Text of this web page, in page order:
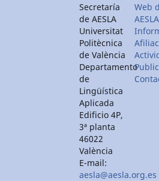
Secretaría
de AESLA
Universitat
Politècnica
de València
Departamento
de
Lingüística
Aplicada
Edificio 4P,
3ª planta
46022
València
E-mail:
aesla@aesla.org.es
Web
AESLA